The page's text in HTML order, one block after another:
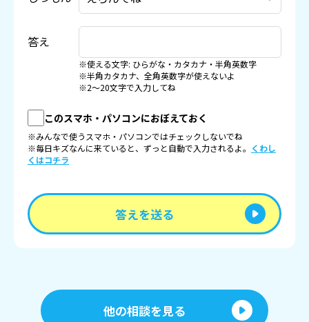
答え
※使える文字: ひらがな・カタカナ・半角英数字
※半角カタカナ、全角英数字が使えないよ
※2〜20文字で入力してね
このスマホ・パソコンにおぼえておく
※みんなで使うスマホ・パソコンではチェックしないでね
※毎日キズなんに来ていると、ずっと自動で入力されるよ。 くわし
くはコチラ
答えを送る
他の相談を見る